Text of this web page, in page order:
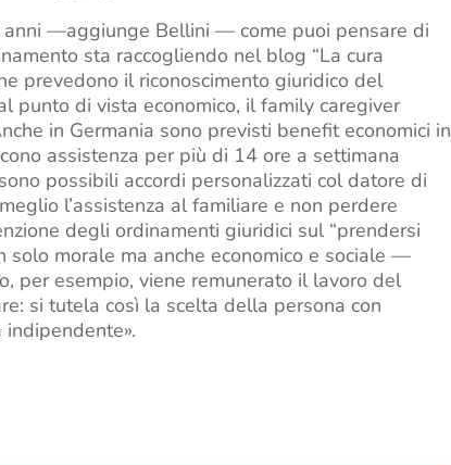
—aggiunge Bellini — come puoi pensare di
sta raccogliendo nel blog “La cura
prevedono il riconoscimento giuridico del
punto di vista economico, il family caregiver
in Germania sono previsti benefit economici in
assistenza per più di 14 ore a settimana
possibili accordi personalizzati col datore di
l’assistenza al familiare e non perdere
degli ordinamenti giuridici sul “prendersi
solo morale ma anche economico e sociale —
per esempio, viene remunerato il lavoro del
si tutela così la scelta della persona con